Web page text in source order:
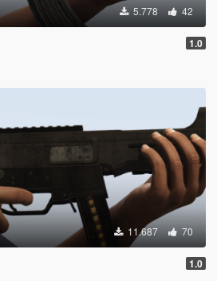
5.778 42
1.0
11.687 70
1.0